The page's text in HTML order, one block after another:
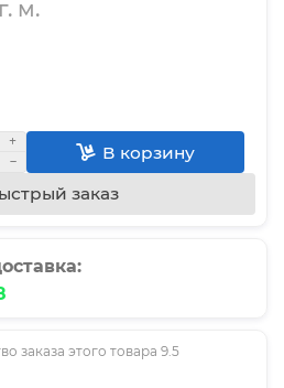
м.
В корзину
заказ
заказа этого товара 9.5